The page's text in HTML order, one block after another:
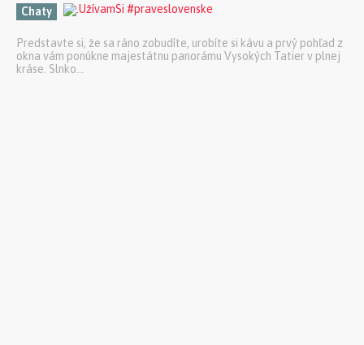
Chaty
Predstavte si, že sa ráno zobudíte, urobíte si kávu a prvý pohľad z
okna vám ponúkne majestátnu panorámu Vysokých Tatier v plnej
kráse. Slnko...